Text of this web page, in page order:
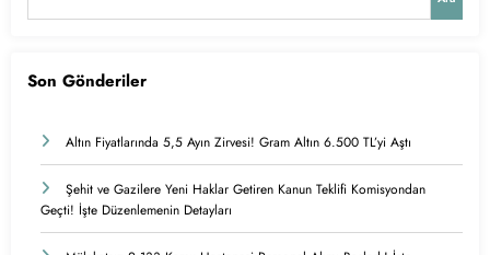
Son Gönderiler
Altın Fiyatlarında 5,5 Ayın Zirvesi! Gram Altın 6.500 TL’yi Aştı
Şehit ve Gazilere Yeni Haklar Getiren Kanun Teklifi Komisyondan
Geçti! İşte Düzenlemenin Detayları